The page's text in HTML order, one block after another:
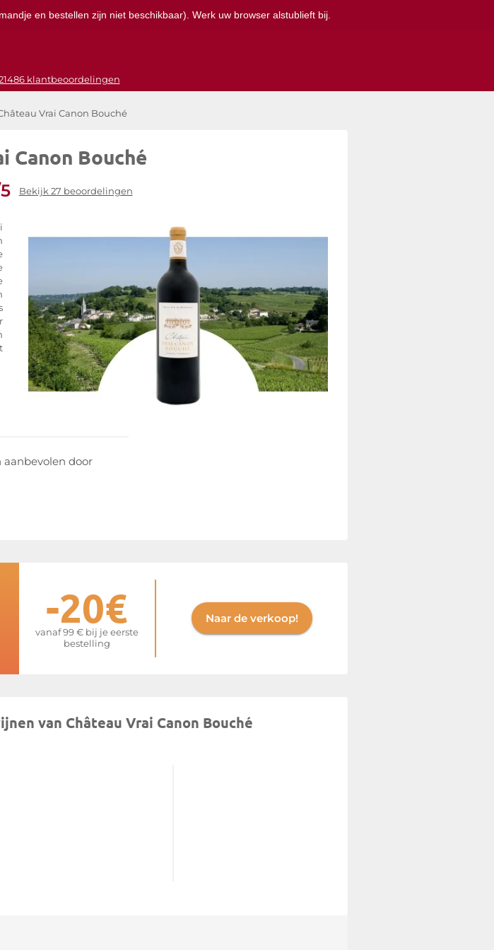
en bestellen zijn niet beschikbaar). Werk uw browser alstublieft bij.
klantbeoordelingen
Vrai Canon Bouché
Canon Bouché
Bekijk 27 beoordelingen
aanbevolen door
-20€
vanaf 99 € bij je eerste
bestelling
Naar de verkoop!
van Château Vrai Canon Bouché